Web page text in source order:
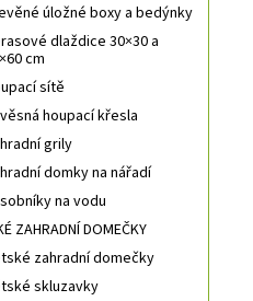
úložné boxy a bedýnky
dlaždice 30×30 a
cm
sítě
houpací křesla
grily
domky na nářadí
na vodu
ZAHRADNÍ DOMEČKY
zahradní domečky
skluzavky